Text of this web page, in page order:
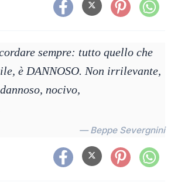
sempre: tutto quello che
è DANNOSO. Non irrilevante,
nocivo,
— Beppe Severgnini